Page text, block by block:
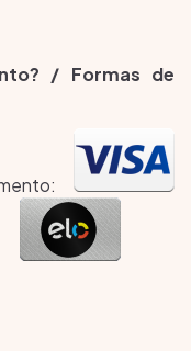
/ Formas de